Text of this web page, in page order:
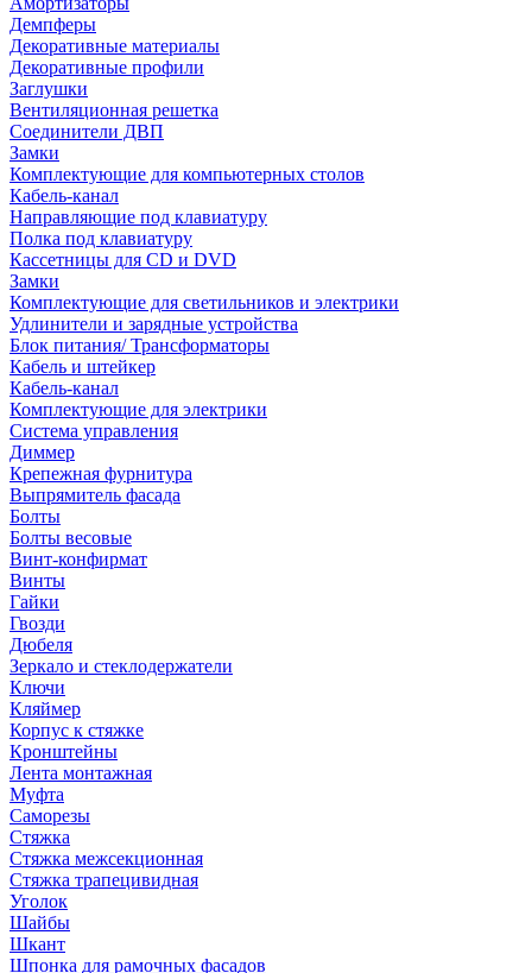
Демпферы
Декоративные материалы
Декоративные профили
Заглушки
Вентиляционная решетка
Соединители ДВП
Замки
Комплектующие для компьютерных столов
Кабель-канал
Направляющие под клавиатуру
Полка под клавиатуру
Кассетницы для CD и DVD
Замки
Комплектующие для светильников и электрики
Удлинители и зарядные устройства
Блок питания/ Трансформаторы
Кабель и штейкер
Кабель-канал
Комплектующие для электрики
Система управления
Диммер
Крепежная фурнитура
Выпрямитель фасада
Болты
Болты весовые
Винт-конфирмат
Винты
Гайки
Гвозди
Дюбеля
Зеркало и стеклодержатели
Ключи
Кляймер
Корпус к стяжке
Кронштейны
Лента монтажная
Муфта
Саморезы
Стяжка
Стяжка межсекционная
Стяжка трапецивидная
Уголок
Шайбы
Шкант
Шпонка для рамочных фасадов